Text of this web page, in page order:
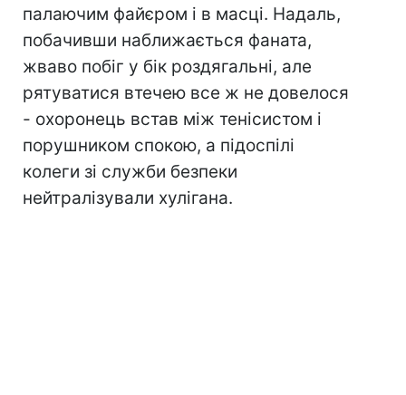
палаючим файєром і в масці. Надаль,
побачивши наближається фаната,
жваво побіг у бік роздягальні, але
рятуватися втечею все ж не довелося
- охоронець встав між тенісистом і
порушником спокою, а підоспілі
колеги зі служби безпеки
нейтралізували хулігана.